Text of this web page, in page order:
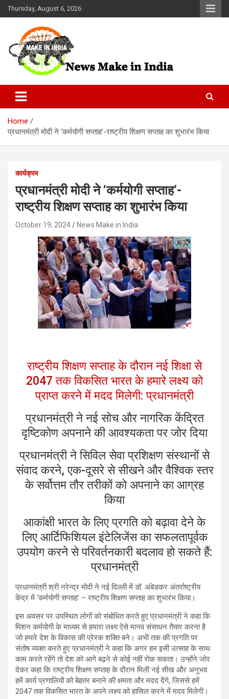
Skip
to
Thursday, August 6, 2026
News Make In india
Home
प्रधानमंत्री मोदी ने ‘कर्मयोगी सप्ताह’-राष्ट्रीय शिक्षण सप्ताह का शुभारंभ किया
कार्यक्रम
प्रधानमंत्री मोदी ने ‘कर्मयोगी सप्ताह’-
राष्ट्रीय शिक्षण सप्ताह का शुभारंभ किया
October 19, 2024 News Make in India
राष्ट्रीय शिक्षण सप्ताह के दौरान नई शिक्षा से
2047 तक विकसित भारत के हमारे लक्ष्य को
प्राप्त करने में मदद मिलेगी: प्रधानमंत्री
प्रधानमंत्री ने नई सोच और नागरिक केंद्रित
दृष्टिकोण अपनाने की आवश्यकता पर जोर दिया
प्रधानमंत्री ने सिविल सेवा प्रशिक्षण संस्थानों से
संवाद करने, एक-दूसरे से सीखने और वैश्विक स्तर
के सर्वोत्तम तौर तरीकों को अपनाने का आग्रह
किया
आकांक्षी भारत के लिए प्रगति को बढ़ावा देने के
लिए आर्टिफिशियल इंटेलिजेंस का सफलतापूर्वक
उपयोग करने से परिवर्तनकारी बदलाव हो सकते हैं:
प्रधानमंत्री
प्रधानमंत्री श्री नरेन्द्र मोदी ने नई दिल्ली में डॉ. अंबेडकर अंतर्राष्ट्रीय
केंद्र में ‘कर्मयोगी सप्ताह’ – राष्ट्रीय शिक्षण सप्ताह का शुभारंभ किया।
इस अवसर पर उपस्थित लोगों को संबोधित करते हुए प्रधानमंत्री ने कहा कि
मिशन कर्मयोगी के माध्यम से हमारा लक्ष्य ऐसे मानव संसाधन तैयार करना है
जो हमारे देश के विकास की प्रेरक शक्ति बने। अभी तक की प्रगति पर
संतोष व्यक्त करते हुए प्रधानमंत्री ने कहा कि अगर हम इसी उत्साह के साथ
काम करते रहेंगे तो देश को आगे बढ़ने से कोई नहीं रोक सकता। उन्होंने जोर
देकर कहा कि राष्ट्रीय शिक्षण सप्ताह के दौरान मिली नई सीख और अनुभव
हमें कार्य प्रणालियों को बेहतर बनाने की क्षमता और मदद देंगे, जिससे हमें
2047 तक विकसित भारत के अपने लक्ष्य को हासिल करने में मदद मिलेगी।